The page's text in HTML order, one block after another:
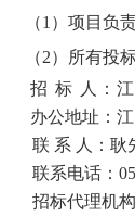
（1）项目负
（2）所有投
招 标 人：
办公地址：
联 系 人：耿
联系电话：
招标代理机